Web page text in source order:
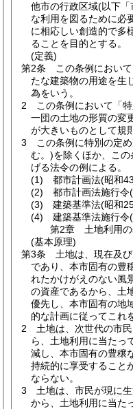
他市の行政区域(以下「
な利用を図るために必
に相応しい創造的で多
ることを目的とする。
(定義)
第2条
この条例におい
たな建築物の用途を生
為をいう。
2
この条例において「
一団の土地の形質の変
が大きいものとして規
3
この条例に特別の定
む。)を除くほか、こ
げる法令の例による。
(1)
都市計画法(昭和
(2)
都市計画法施行令
(3)
建築基準法(昭和
(4)
建築基準法施行令
第2章
土地利用
(基本原理)
第3条
土地は、現在及
であり、本市固有の豊
れたかけがえのない風
の資産であるから、土
優先し、本市固有の地
的な計画に従ってこれ
2
土地は、次世代の市
ら、土地利用に当たっ
減し、本市固有の豊穣
持続的に享受すること
ならない。
3
土地は、市民が現に
から、土地利用に当た